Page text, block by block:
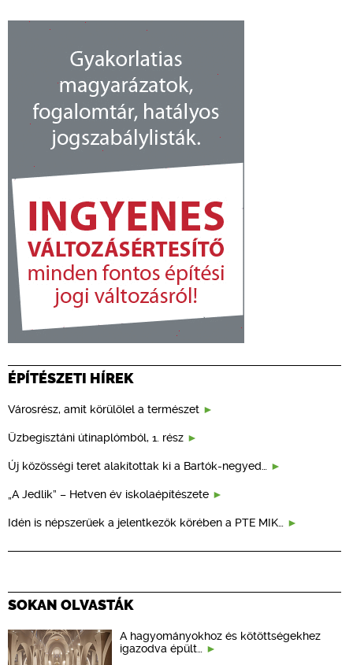
ÉPÍTÉSZETI HÍREK
Városrész, amit körülölel a természet
Üzbegisztáni útinaplómból, 1. rész
Új közösségi teret alakítottak ki a Bartók-negyed…
„A Jedlik” – Hetven év iskolaépítészete
Idén is népszerűek a jelentkezők körében a PTE MIK…
SOKAN OLVASTÁK
A hagyományokhoz és kötöttségekhez
igazodva épült…